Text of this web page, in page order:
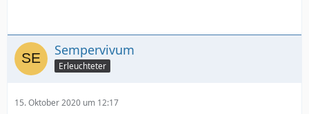
Sempervivum
Erleuchteter
15. Oktober 2020 um 12:17